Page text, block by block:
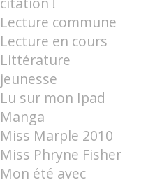
Lecture commune
Lecture en cours
Littérature
jeunesse
Lu sur mon Ipad
Manga
Miss Marple 2010
Miss Phryne Fisher
Mon été avec